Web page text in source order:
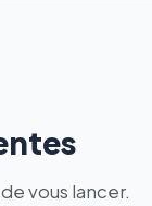
vous lancer.